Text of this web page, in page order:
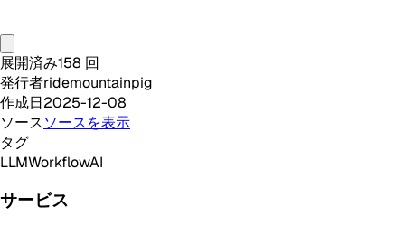
展開済み158 回
発行者ridemountainpig
作成日2025-12-08
ソースソースを表示
タグ
LLMWorkflowAI
サービス